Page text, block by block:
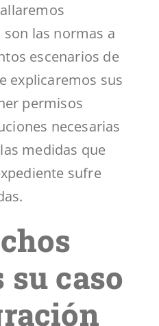
las normas a
escenarios de
explicaremos sus
permisos
necesarias
medidas que
sufre
caso